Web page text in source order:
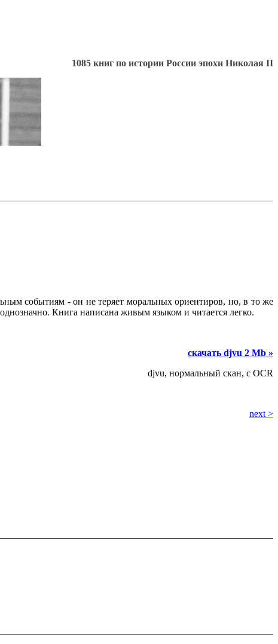
1085 книг по истории России эпохи Николая II
событиям - он не теряет моральных ориентиров, но, в то же
Книга написана живым языком и читается легко.
скачать djvu 2 Mb »
djvu, нормальный скан, с OCR
next >